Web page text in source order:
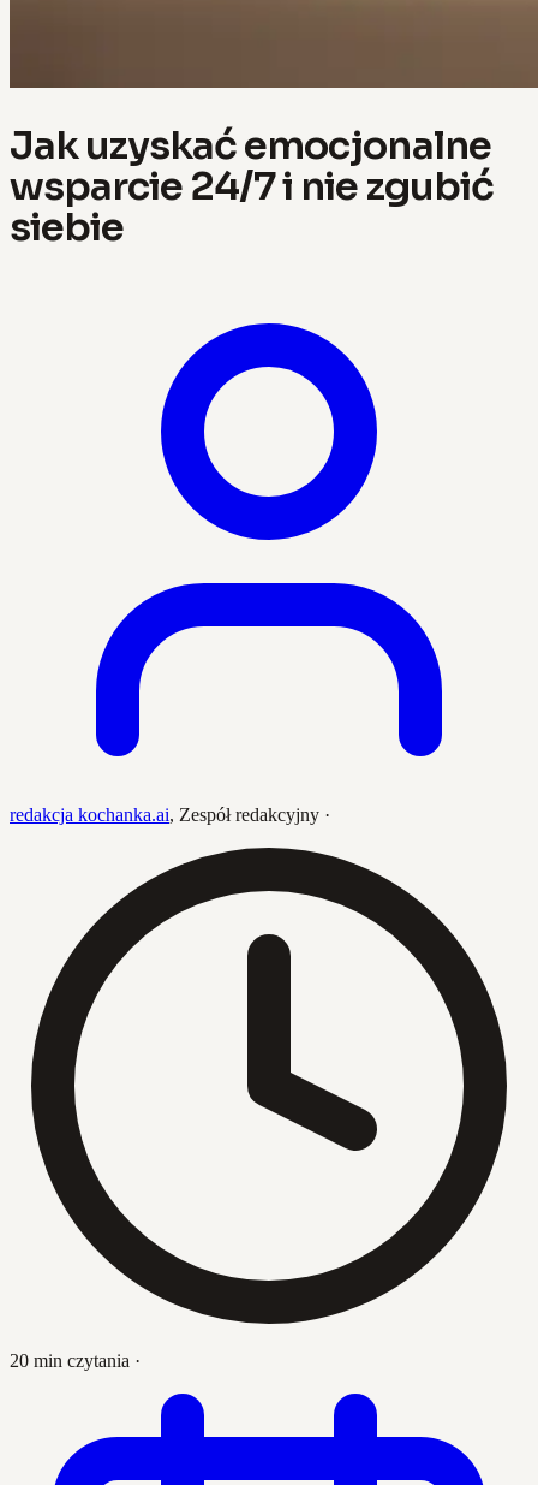
Jak uzyskać emocjonalne
wsparcie 24/7 i nie zgubić
siebie
redakcja kochanka.ai, Zespół redakcyjny ·
20 min czytania ·